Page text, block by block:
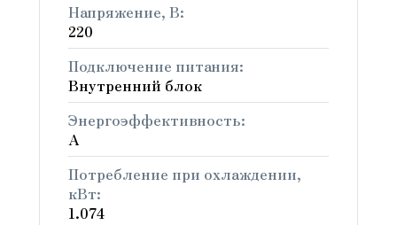
Напряжение, В:
220
Подключение питания:
Внутренний блок
Энергоэффективность:
А
Потребление при охлаждении,
кВт:
1.074